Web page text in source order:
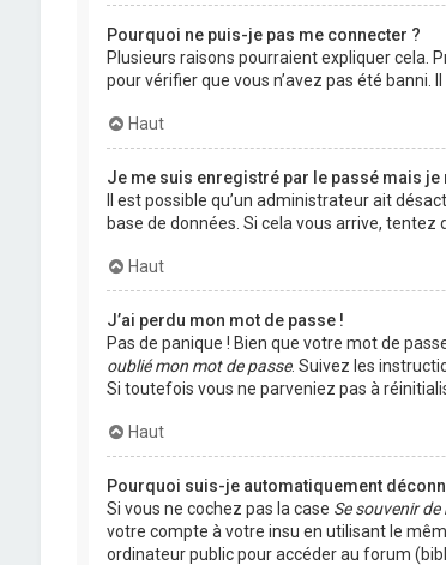
Pourquoi ne puis-je pas me connecter ?
Plusieurs raisons pourraient expliquer cela.
pour vérifier que vous n’avez pas été banni.
Haut
Je me suis enregistré par le passé mais je
Il est possible qu’un administrateur ait
base de données. Si cela vous arrive,
Haut
J’ai perdu mon mot de passe !
Pas de panique ! Bien que votre mot de
oublié mon mot de passe. Suivez les
Si toutefois vous ne parveniez pas à
Haut
Pourquoi suis-je automatiquement
Si vous ne cochez pas la case Se souvenir de
votre compte à votre insu en utilisant le
ordinateur public pour accéder au forum